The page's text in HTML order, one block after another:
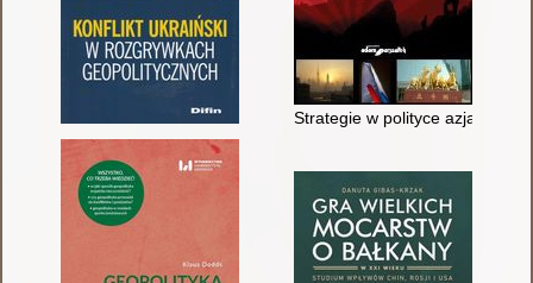
Strategie w polityce azjatyckiej